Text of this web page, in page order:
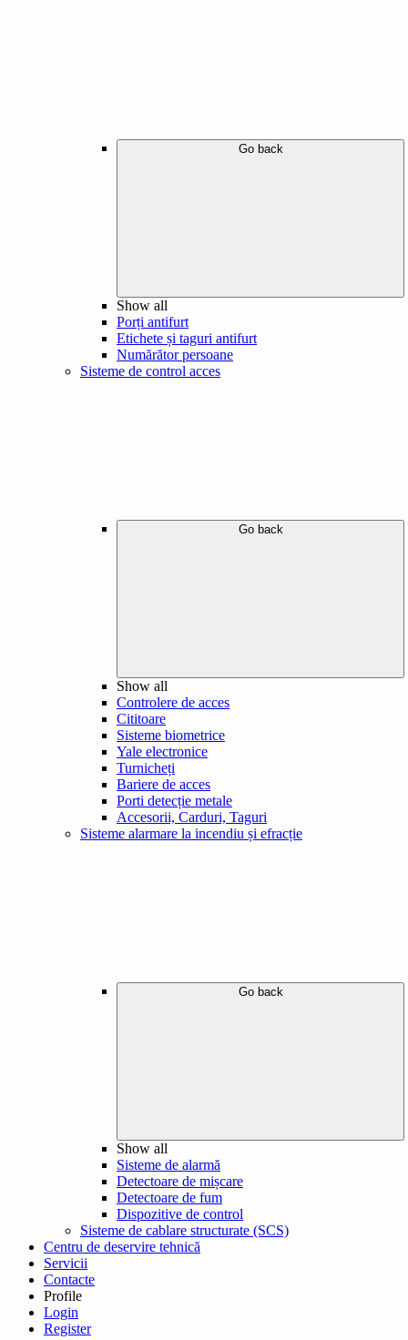
Go back
Show all
Porți antifurt
Etichete și taguri antifurt
Numărător persoane
Sisteme de control acces
Go back
Show all
Controlere de acces
Cititoare
Sisteme biometrice
Yale electronice
Turnicheți
Bariere de acces
Porti detecție metale
Accesorii, Carduri, Taguri
Sisteme alarmare la incendiu și efracție
Go back
Show all
Sisteme de alarmă
Detectoare de mișcare
Detectoare de fum
Dispozitive de control
Sisteme de cablare structurate (SCS)
Centru de deservire tehnică
Servicii
Contacte
Profile
Login
Register